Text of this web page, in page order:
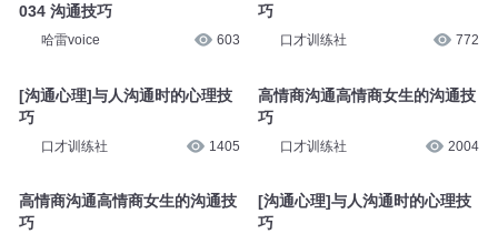
034 沟通技巧
哈雷voice 603
[沟通心理]与人沟通时的心理技
巧
口才训练社 1405
高情商沟通高情商女生的沟通技
巧
巧
口才训练社 772
高情商沟通高情商女生的沟通技
巧
口才训练社 2004
[沟通心理]与人沟通时的心理技
巧